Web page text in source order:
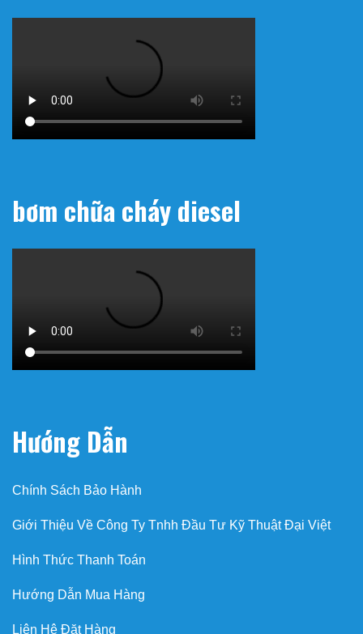
bơm chữa cháy diesel
Hướng Dẫn
Chính Sách Bảo Hành
Giới Thiệu Về Công Ty Tnhh Đầu Tư Kỹ Thuật Đại Việt
Hình Thức Thanh Toán
Hướng Dẫn Mua Hàng
Liên Hệ Đặt Hàng